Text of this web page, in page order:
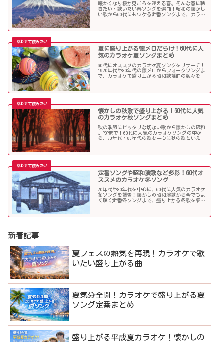
暖かくなり桜が見ごろを迎える春。そんな春に聴
きたい・歌いたい春ソングを選曲！昭和の懐かし
い歌から60代にもウケる定番ソングまで、カラオ
夏に盛り上がる懐メロだらけ！60代に人
気のカラオケ夏ソングまとめ
60代にオススメのカラオケ夏ソングをリサーチ！
1970年代や80年代の懐メロからフォークソングま
で、カラオケで盛り上がる昭和歌謡曲の数々を取
懐かしの秋歌で盛り上がる！60代に人気
のカラオケ秋ソングまとめ
秋の季節にピッタリな切ない歌から懐かしの昭和
J-POPまで！60代に人気のカラオケソングの中か
ら、70年代・80年代の歌を中心に秋の歌といえば
定番ソングや昭和演歌など多彩！60代オ
ススメのカラオケ冬ソング
70年代や80年代を中心に、60代に人気のカラオケ
冬ソングを調査！懐かしの昭和演歌から今でもよ
く聴く定番冬ソングまで、盛り上がる冬歌を集め
新着記事
夏フェスの熱気を再現！カラオケで歌
いたい盛り上がる曲
夏気分全開！カラオケで盛り上がる夏
ソング定番まとめ
盛り上がる平成夏カラオケ！懐かしの